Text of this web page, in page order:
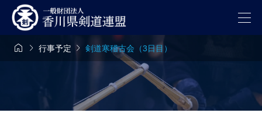
  行事予定  剣道寒稽古会（3日目）